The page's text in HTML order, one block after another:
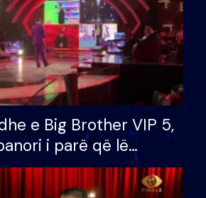
e Big Brother VIP 5,
i parë që lë
humb mundësinë për
e madh